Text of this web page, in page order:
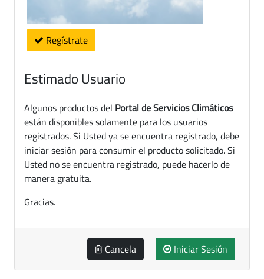
Regístrate
Estimado Usuario
Algunos productos del Portal de Servicios Climáticos
están disponibles solamente para los usuarios
registrados. Si Usted ya se encuentra registrado, debe
iniciar sesión para consumir el producto solicitado. Si
Usted no se encuentra registrado, puede hacerlo de
manera gratuita.
Gracias.
Cancela Iniciar Sesión